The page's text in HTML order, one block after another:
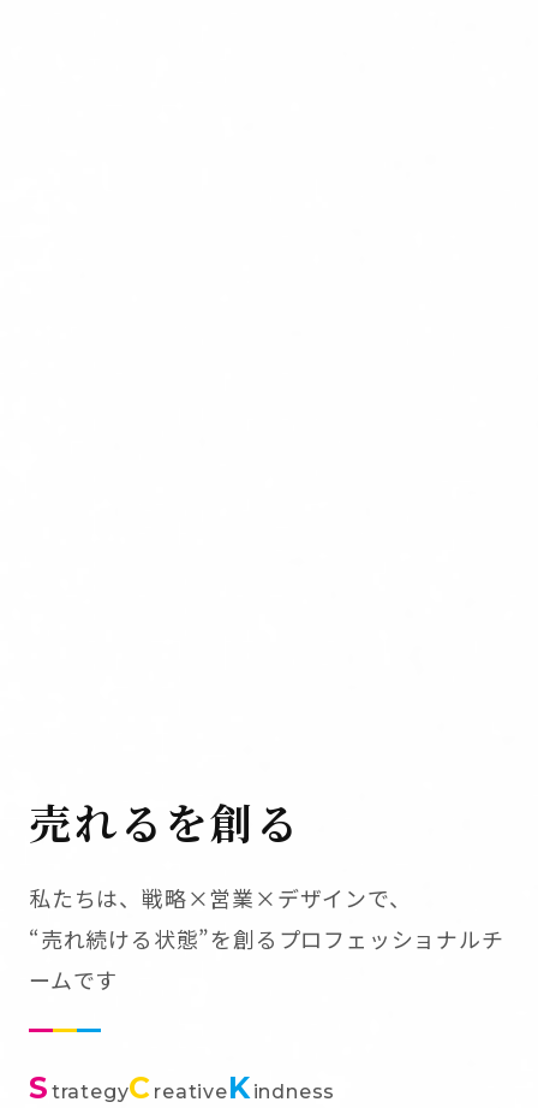
売れるを創る
私たちは、戦略×営業×デザインで、
“売れ続ける状態”を創るプロフェッショナルチ
ームです
S trategyC reativeKindness